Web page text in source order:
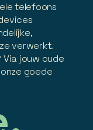
telefoons
verwerkt.
jouw oude
goede